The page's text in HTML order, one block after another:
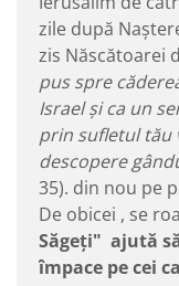
zile după
zis Născătoarei
pus spre
Israel şi ca un
prin sufletul tău
descopere
35). din nou pe
De obicei , se
Săgeți" ajută
împace pe cei